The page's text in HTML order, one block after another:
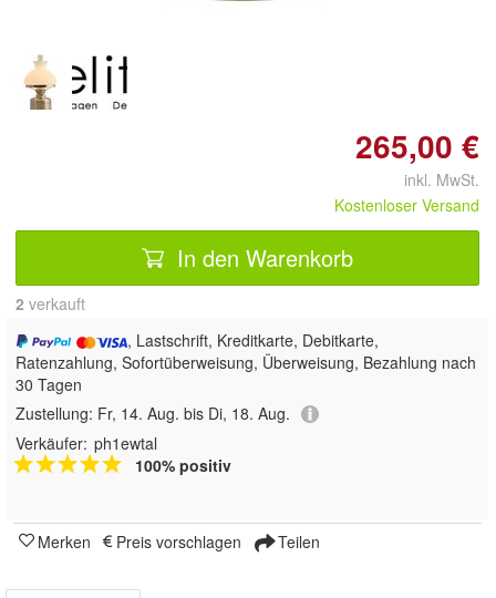
265,00 €
inkl. MwSt.
Kostenloser Versand
In den Warenkorb
2 verkauft
, Lastschrift, Kreditkarte, Debitkarte,
Ratenzahlung, Sofortüberweisung, Überweisung, Bezahlung nach
30 Tagen
Zustellung: Fr, 14. Aug. bis Di, 18. Aug.
Verkäufer: ph1ewtal
100% positiv
Merken Preis vorschlagen Teilen